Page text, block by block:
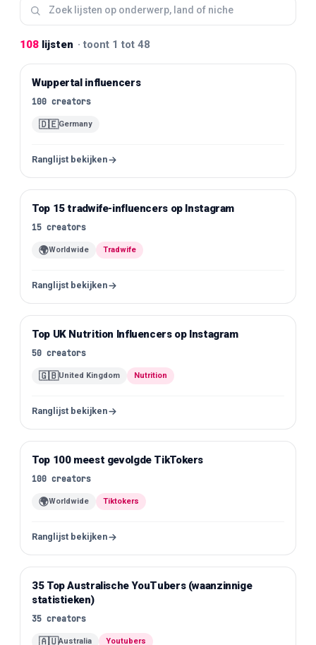
108 lijsten · toont 1 tot 48
Instagram
Wuppertal influencers
100 creators
🇩🇪Germany
Ranglijst bekijken
Instagram
Top 15 tradwife-influencers op Instagram
15 creators
🌍Worldwide Tradwife
Ranglijst bekijken
Instagram
Top UK Nutrition Influencers op Instagram
50 creators
🇬🇧United Kingdom Nutrition
Ranglijst bekijken
TikTok
Top 100 meest gevolgde TikTokers
100 creators
🌍Worldwide Tiktokers
Ranglijst bekijken
YouTube
35 Top Australische YouTubers (waanzinnige
statistieken)
35 creators
🇦🇺Australia Youtubers